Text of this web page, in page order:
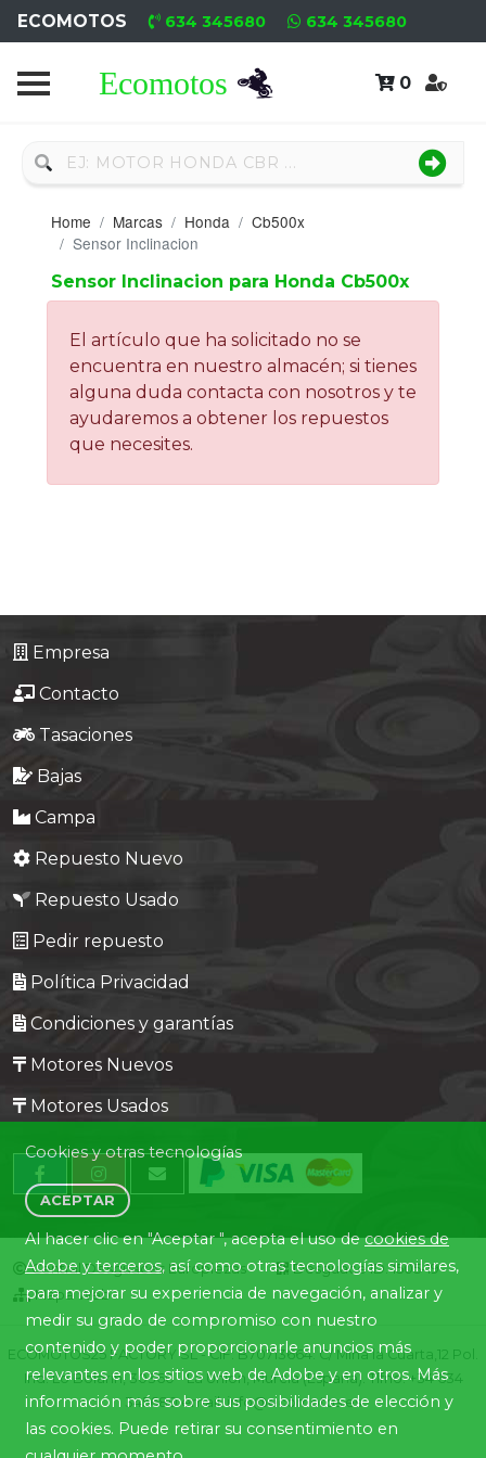
ECOMOTOS 634 345680 634 345680
0
Home
Nuevo
Neumáticos
Campa
Motores
Nuevos
Motores
Empresa
Home Marcas Honda
Cb500x
Sensor Inclinacion
Sensor Inclinacion para Honda Cb500x
El artículo que ha solicitado no se
encuentra en nuestro almacén; si tienes
alguna duda contacta con nosotros y te
ayudaremos a obtener los repuestos
que necesites.
Empresa
Contacto
Tasaciones
Bajas
Campa
Repuesto Nuevo
Repuesto Usado
Pedir repuesto
Política Privacidad
Condiciones y garantías
Motores Nuevos
Motores Usados
Central Desguaces Europiezas
Desguace ID. 1505-19
Mapa Web
ECOMOTOS25 FACTORY SL - CIF: B70713664. C/ Mina la Cuarta,12 Pol.
Ind. Lo Bolarín, 30360 - La Union, Murcia (España). Tlfno. +34 634
345680 email: info@ecomotos.es
Cookies y otras tecnologías
ACEPTAR
Al hacer clic en "Aceptar ", acepta el uso decookies de
Adobe y terceros, así como otras tecnologías similares,
para mejorar su experiencia de navegación, analizar y
medir su grado de compromiso con nuestro
contenido y poder proporcionarle anuncios más
relevantes en los sitios web de Adobe y en otros. Más
información más sobre sus posibilidades de elección y
las cookies. Puede retirar su consentimiento en